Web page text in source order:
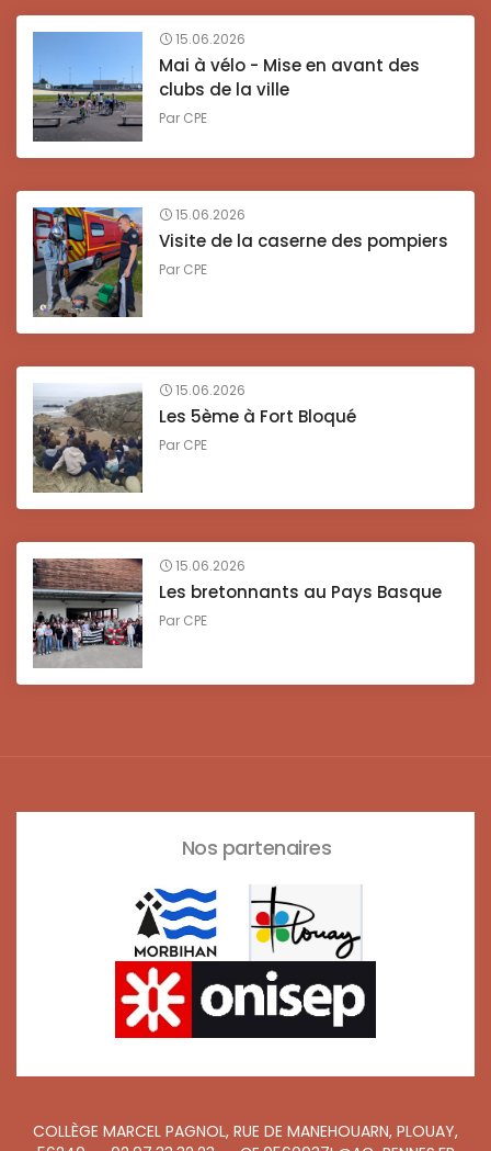
15.06.2026
Mai à vélo - Mise en avant des
clubs de la ville
Par CPE
15.06.2026
Visite de la caserne des pompiers
Par CPE
15.06.2026
Les 5ème à Fort Bloqué
Par CPE
15.06.2026
Les bretonnants au Pays Basque
Par CPE
Nos partenaires
COLLÈGE MARCEL PAGNOL, RUE DE MANEHOUARN, PLOUAY,